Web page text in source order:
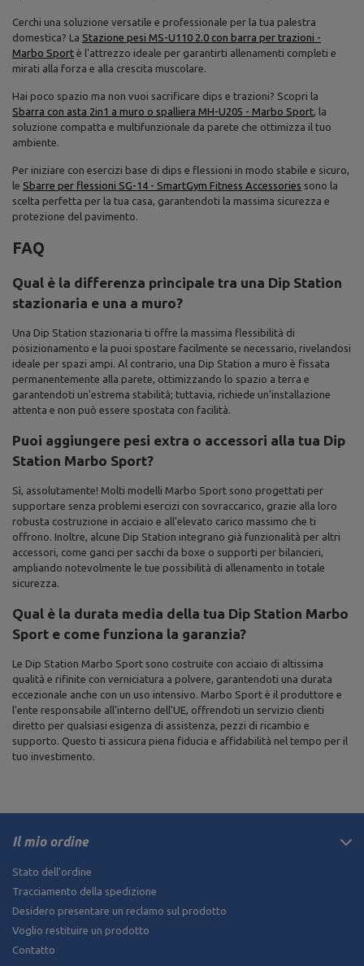
Cerchi una soluzione versatile e professionale per la tua palestra
domestica? La Stazione pesi MS-U110 2.0 con barra per trazioni -
Marbo Sport è l'attrezzo ideale per garantirti allenamenti completi e
mirati alla forza e alla crescita muscolare.
Hai poco spazio ma non vuoi sacrificare dips e trazioni? Scopri la
Sbarra con asta 2in1 a muro o spalliera MH-U205 - Marbo Sport, la
soluzione compatta e multifunzionale da parete che ottimizza il tuo
ambiente.
Per iniziare con esercizi base di dips e flessioni in modo stabile e sicuro,
le Sbarre per flessioni SG-14 - SmartGym Fitness Accessories sono la
scelta perfetta per la tua casa, garantendoti la massima sicurezza e
protezione del pavimento.
FAQ
Qual è la differenza principale tra una Dip Station
stazionaria e una a muro?
Una Dip Station stazionaria ti offre la massima flessibilità di
posizionamento e la puoi spostare facilmente se necessario, rivelandosi
ideale per spazi ampi. Al contrario, una Dip Station a muro è fissata
permanentemente alla parete, ottimizzando lo spazio a terra e
garantendoti un'estrema stabilità; tuttavia, richiede un'installazione
attenta e non può essere spostata con facilità.
Puoi aggiungere pesi extra o accessori alla tua Dip
Station Marbo Sport?
Sì, assolutamente! Molti modelli Marbo Sport sono progettati per
supportare senza problemi esercizi con sovraccarico, grazie alla loro
robusta costruzione in acciaio e all'elevato carico massimo che ti
offrono. Inoltre, alcune Dip Station integrano già funzionalità per altri
accessori, come ganci per sacchi da boxe o supporti per bilancieri,
ampliando notevolmente le tue possibilità di allenamento in totale
sicurezza.
Qual è la durata media della tua Dip Station Marbo
Sport e come funziona la garanzia?
Le Dip Station Marbo Sport sono costruite con acciaio di altissima
qualità e rifinite con verniciatura a polvere, garantendoti una durata
eccezionale anche con un uso intensivo. Marbo Sport è il produttore e
l'ente responsabile all'interno dell'UE, offrendoti un servizio clienti
diretto per qualsiasi esigenza di assistenza, pezzi di ricambio e
supporto. Questo ti assicura piena fiducia e affidabilità nel tempo per il
tuo investimento.
Il mio ordine
Stato dell'ordine
Tracciamento della spedizione
Desidero presentare un reclamo sul prodotto
Voglio restituire un prodotto
Contatto